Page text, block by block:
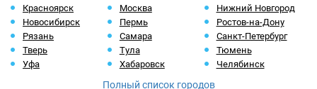
Красноярск
Москва
Нижний Новгород
Новосибирск
Пермь
Ростов-на-Дону
Рязань
Самара
Санкт-Петербург
Тверь
Тула
Тюмень
Уфа
Хабаровск Челябинск
Полный список городов